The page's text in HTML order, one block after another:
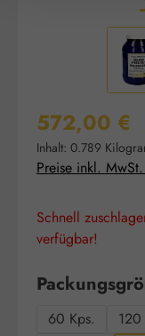
Regulärer Preis:
572,00 €
Inhalt: 0.789
Preise inkl.
Schnell
verfügbar!
60 Kps. 120